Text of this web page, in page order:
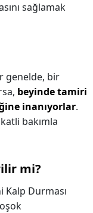
sağlamak
genelde, bir
beyinde tamiri
inanıyorlar.
bakımla
mi?
Kalp Durması